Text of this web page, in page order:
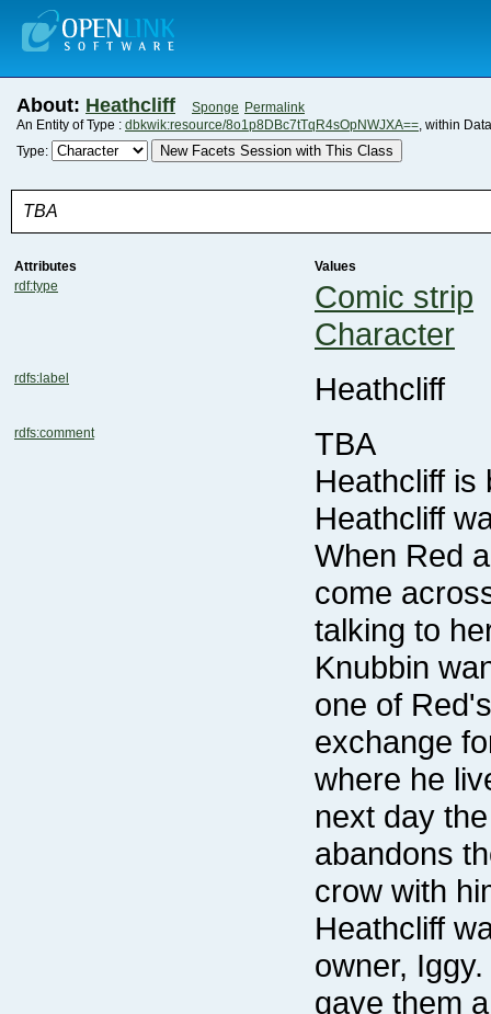
About: Heathcliff Sponge Permalink
An Entity of Type : dbkwik:resource/8o1p8DBc7tTqR4sOpNWJXA==, within
Type:
New Facets Session with This Class
TBA
Attributes
Values
rdf:type
Comic strip
Character
rdfs:label Heathcliff
rdfs:comment
TBA
Heathcliff is
Heathcliff
crow with